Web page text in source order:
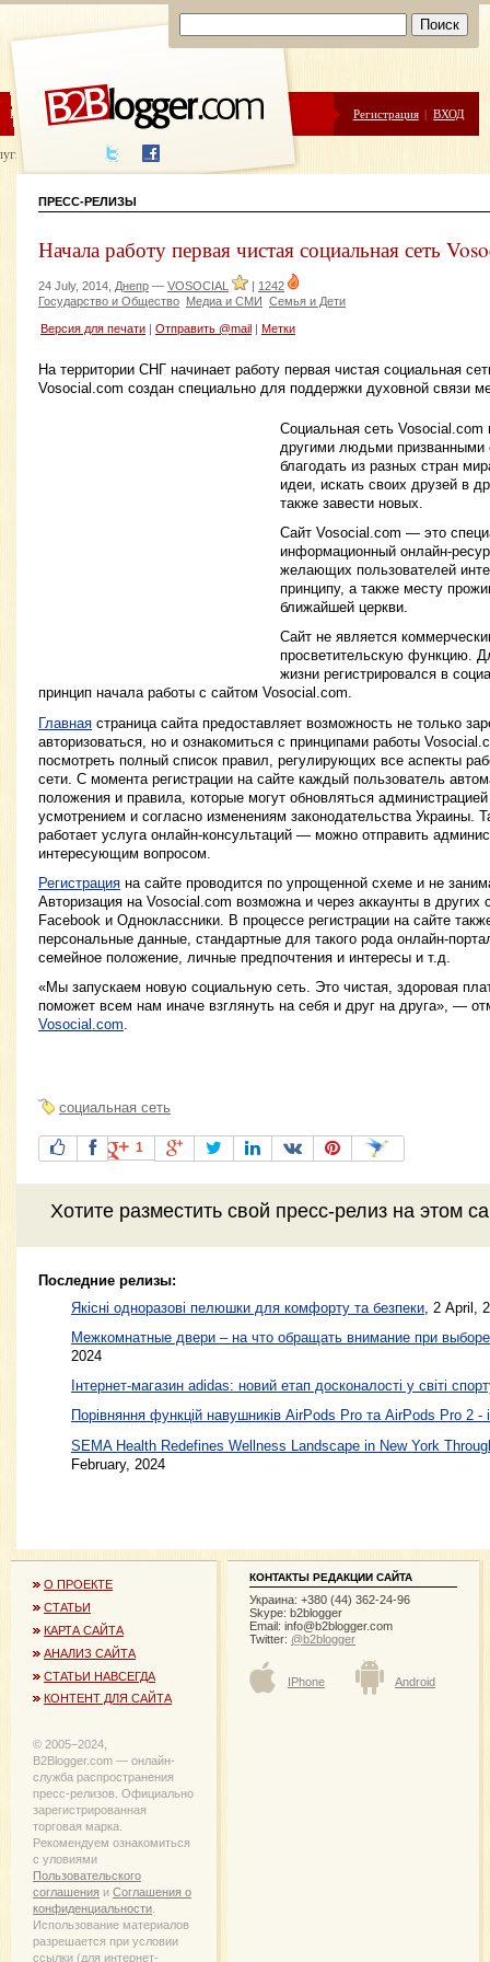
ЦЕНЫ ПОМОЩЬ Регистрация | ВХОД
написания
ПРЕСС-РЕЛИЗЫ
Начала работу первая чистая социальная сеть
24 July, 2014, Днепр — VOSOCIAL | 1242
Государство и Общество Медиа и СМИ Семья и Дети
Версия для печати Отправить @mail Метки
На территории СНГ начинает работу первая чистая социальная
Vosocial.com создан специально для поддержки духовной связи
Социальная сеть Vosocial.com
другими людьми
благодать из разных стран
идеи, искать своих друзей в
также завести новых.
Сайт Vosocial.com — это
информационный онлайн-
желающих пользователей
принципу, а также месту
ближайшей церкви.
Сайт не является
просветительскую функцию.
жизни регистрировался в
принцип начала работы с сайтом Vosocial.com.
Главная страница сайта предоставляет возможность не только
авторизоваться, но и ознакомиться с принципами работы
посмотреть полный список правил, регулирующих все аспекты
сети. C момента регистрации на сайте каждый пользователь
положения и правила, которые могут обновляться
усмотрением и согласно изменениям законодательства Украины.
работает услуга онлайн-консультаций — можно отправить
интересующим вопросом.
Регистрация на сайте проводится по упрощенной схеме и не
Авторизация на Vosocial.com возможна и через аккаунты в других
Facebook и Одноклассники. В процессе регистрации на сайте
персональные данные, стандартные для такого рода онлайн-
семейное положение, личные предпочтения и интересы и т.д.
«Мы запускаем новую социальную сеть. Это чистая, здоровая
поможет всем нам иначе взглянуть на себя и друг на друга», —
Vosocial.com.
социальная сеть
1
Хотите разместить свой пресс-релиз на этом
Последние релизы:
Якісні одноразові пелюшки для комфорту та безпеки , 2 April,
Межкомнатные двери – на что обращать внимание при
2024
Інтернет-магазин adidas: новий етап досконалості у світі
Порівняння функцій навушників AirPods Pro та AirPods Pro 2 -
SEMA Health Redefines Wellness Landscape in New York
February, 2024
О ПРОЕКТЕ
СТАТЬИ
КАРТА САЙТА
АНАЛИЗ САЙТА
СТАТЬИ НАВСЕГДА
КОНТЕНТ ДЛЯ САЙТА
© 2005−2024,
B2Blogger.com — онлайн-
служба распространения
пресс-релизов. Официально
зарегистрированная
торговая марка.
Рекомендуем ознакомиться
с уловиями
Пользовательского
соглашения и Соглашения о
конфиденциальности
Использование материалов
разрешается при условии
ссылки (для интернет-
КОНТАКТЫ РЕДАКЦИИ САЙТА
Украина: +380 (44) 362-24-96
Skype: b2blogger
Email: info@b2blogger.com
Twitter: @b2blogger
IPhone Android